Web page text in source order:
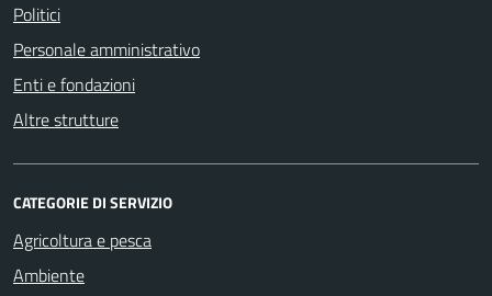
Politici
Personale amministrativo
Enti e fondazioni
Altre strutture
CATEGORIE DI SERVIZIO
Agricoltura e pesca
Ambiente